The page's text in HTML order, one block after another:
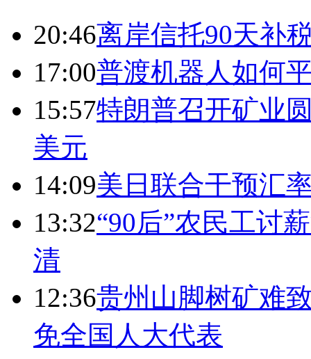
20:46离岸信托90天补
17:00普渡机器人如何
15:57特朗普召开矿业
美元
14:09美日联合干预汇
13:32“90后”农民工讨
清
12:36贵州山脚树矿难
免全国人大代表